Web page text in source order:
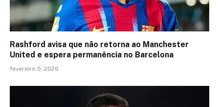
Rashford avisa que não retorna ao Manchester
United e espera permanência no Barcelona
fevereiro 5, 2026